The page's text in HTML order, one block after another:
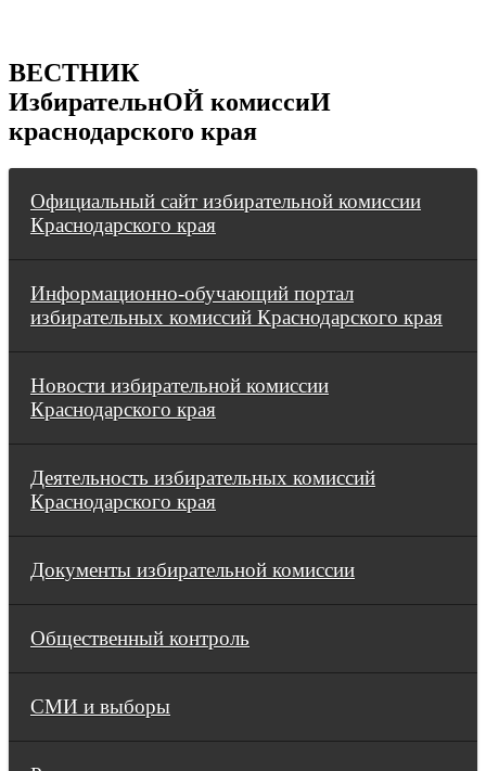
ВЕСТНИК
ИзбирательнОЙ комиссиИ
краснодарского края
Официальный сайт избирательной комиссии
Краснодарского края
Информационно-обучающий портал
избирательных комиссий Краснодарского края
Новости избирательной комиссии
Краснодарского края
Деятельность избирательных комиссий
Краснодарского края
Документы избирательной комиссии
Общественный контроль
СМИ и выборы